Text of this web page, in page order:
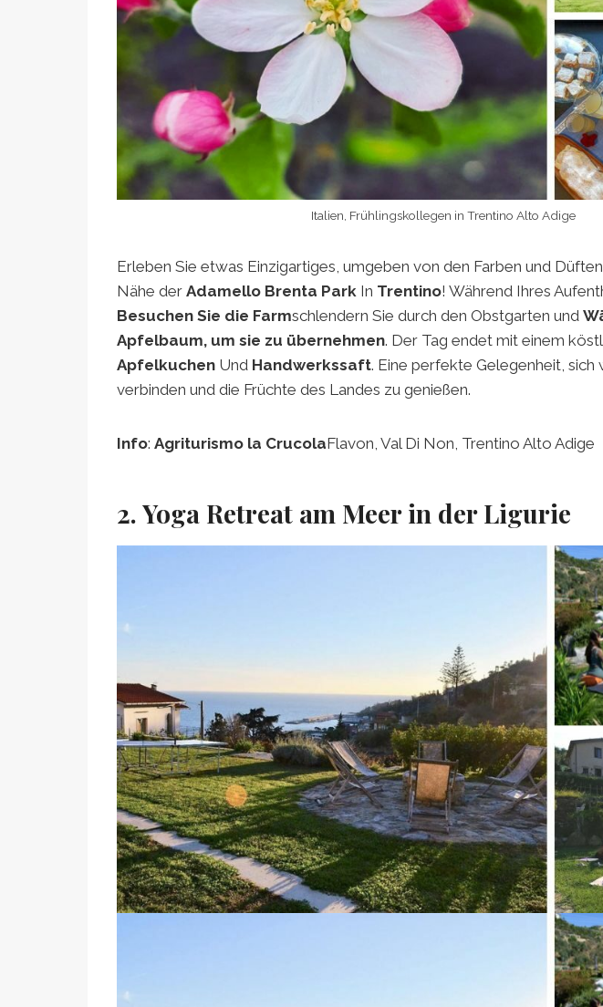
Italien, Frühlingskollegen in Trentino Alto Adige
Erleben Sie etwas Einzigartiges, umgeben von den Farben und
Nähe der Adamello Brenta Park In Trentino! Während Ihres
Besuchen Sie die Farmschlendern Sie durch den Obstgarten und
Apfelbaum, um sie zu übernehmen. Der Tag endet mit einem
Apfelkuchen Und Handwerkssaft. Eine perfekte Gelegenheit,
verbinden und die Früchte des Landes zu genießen.
Info: Agriturismo la CrucolaFlavon, Val Di Non, Trentino Alto Adige
2. Yoga Retreat am Meer in der Ligurie